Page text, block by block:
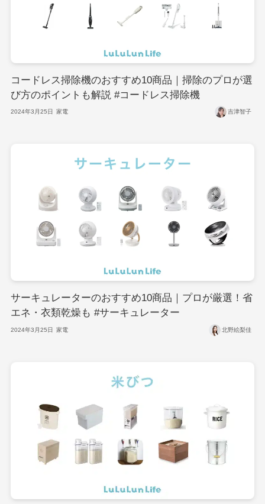
コードレス掃除機のおすすめ10商品｜掃除のプロが選
び方のポイントも解説 #コードレス掃除機
2024年3月25日 家電 吉津智子
サーキュレーターのおすすめ10商品｜プロが厳選！省
エネ・衣類乾燥も #サーキュレーター
2024年3月25日 家電 北野絵梨佳